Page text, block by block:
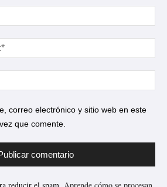
correo electrónico y sitio web en este
que comente.
reducir el spam. Aprende cómo se procesan